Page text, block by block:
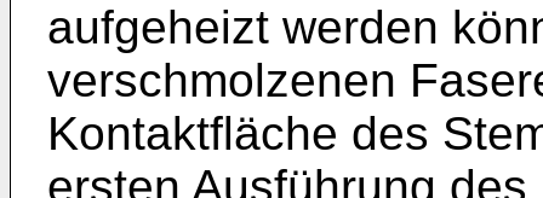
aufgeheizt werden
verschmolzenen
Kontaktfläche des
ersten Ausführung